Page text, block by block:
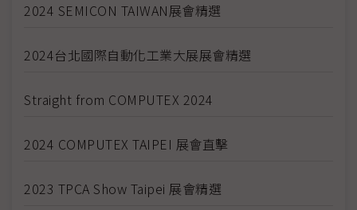
2024 SEMICON TAIWAN展會精選
2024台北國際自動化工業大展展會精選
Straight from COMPUTEX 2024
2024 COMPUTEX TAIPEI 展會直擊
2023 TPCA Show Taipei 展會精選